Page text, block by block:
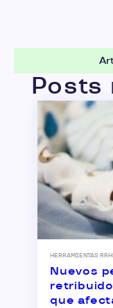
Posts
HERRAMIENTAS
Nuevos
que